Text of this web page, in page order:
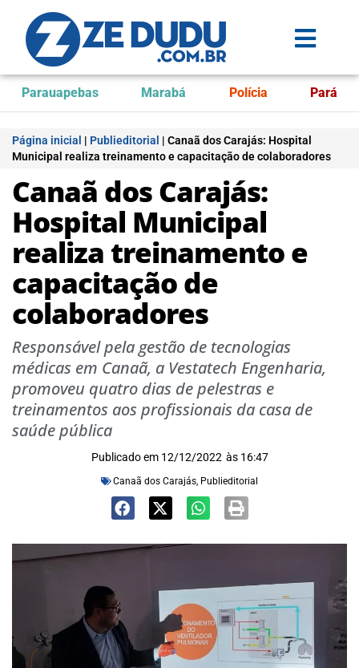
Parauapebas Marabá Polícia Pará
Página inicial | Publieditorial | Canaã dos Carajás: Hospital
Municipal realiza treinamento e capacitação de colaboradores
Canaã dos Carajás:
Hospital Municipal
realiza treinamento e
capacitação de
colaboradores
Responsável pela gestão de tecnologias
médicas em Canaã, a Vestatech Engenharia,
promoveu quatro dias de pelestras e
treinamentos aos profissionais da casa de
saúde pública
Publicado em 12/12/2022 às 16:47
Canaã dos Carajás, Publieditorial